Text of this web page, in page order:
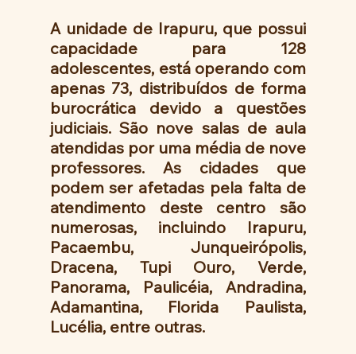
A unidade de Irapuru, que possui
capacidade para 128
adolescentes, está operando com
apenas 73, distribuídos de forma
burocrática devido a questões
judiciais. São nove salas de aula
atendidas por uma média de nove
professores. As cidades que
podem ser afetadas pela falta de
atendimento deste centro são
numerosas, incluindo Irapuru,
Pacaembu, Junqueirópolis,
Dracena, Tupi Ouro, Verde,
Panorama, Paulicéia, Andradina,
Adamantina, Florida Paulista,
Lucélia, entre outras.